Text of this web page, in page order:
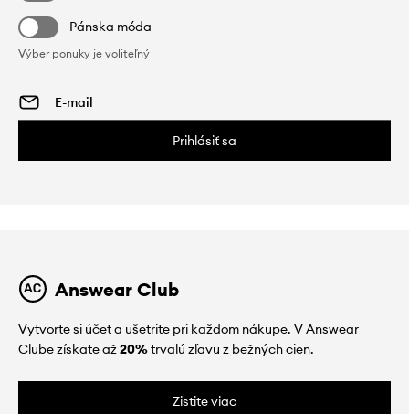
Pánska móda
Výber ponuky je voliteľný
Prihlásiť sa
Answear Club
Vytvorte si účet a ušetrite pri každom nákupe. V Answear
Clube získate až20%trvalú zľavu z bežných cien.
Zistite viac